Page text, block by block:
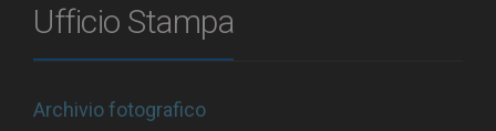
Ufficio Stampa
Archivio fotografico